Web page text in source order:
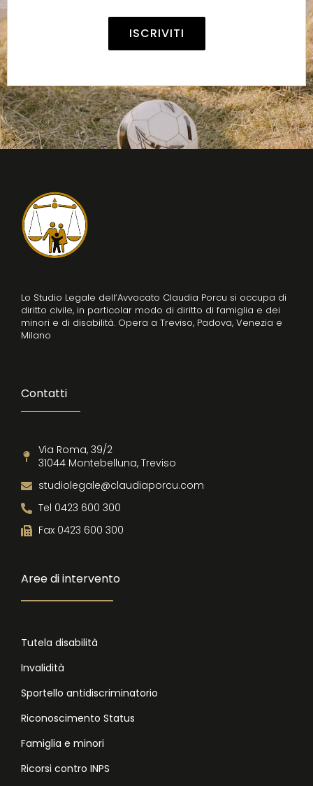
Lo Studio Legale dell’Avvocato Claudia Porcu si occupa di
diritto civile, in particolar modo di diritto di famiglia e dei
minori e di disabilità. Opera a Treviso, Padova, Venezia e
Milano
Contatti
Via Roma, 39/2
31044 Montebelluna, Treviso
studiolegale@claudiaporcu.com
Tel 0423 600 300
Fax 0423 600 300
Aree di intervento
Tutela disabilità
Invalidità
Sportello antidiscriminatorio
Riconoscimento Status
Famiglia e minori
Ricorsi contro INPS